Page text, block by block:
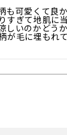
も可愛くて良
すぎて地肌に
しいのかどう
が毛に埋もれ